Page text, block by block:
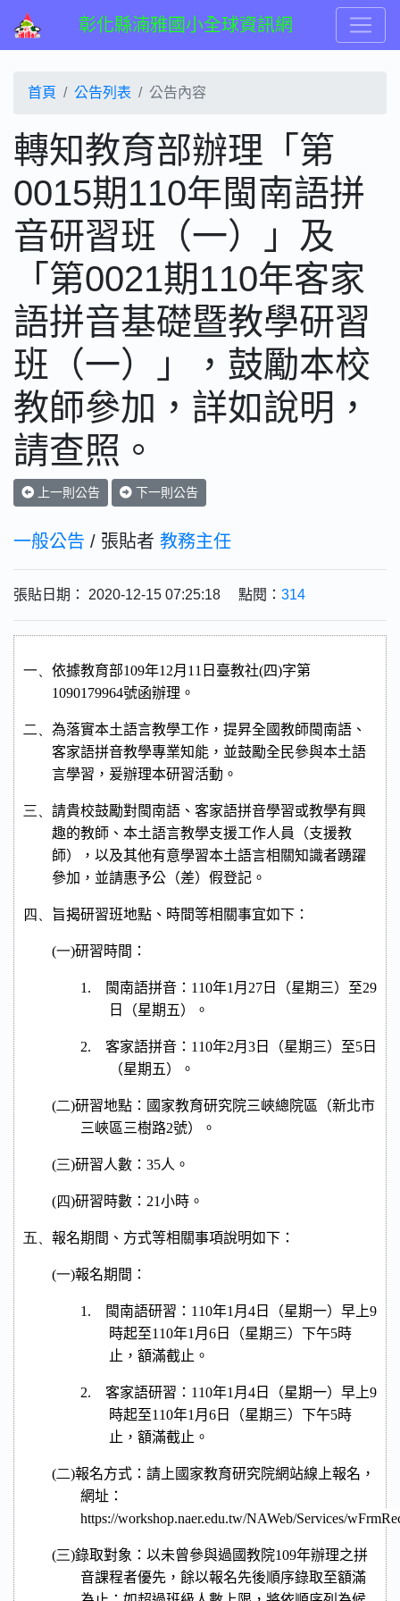
彰化縣湳雅國小全球資訊網
首頁 公告列表 公告內容
轉知教育部辦理「第
0015期110年閩南語拼
音研習班（一）」及
「第0021期110年客家
語拼音基礎暨教學研習
班（一）」，鼓勵本校
教師參加，詳如說明，
請查照。
上一則公告 下一則公告
一般公告 / 張貼者 教務主任
張貼日期： 2020-12-15 07:25:18 點閱： 314
一、 依據教育部109年12月 11 日臺教社(四)字第
1090179964號函辦理。
二、 為落實本土語言教學工作，提昇全國教師閩南語、
客家語拼音教學專業知能，並鼓勵全民參與本土語
言學習，爰辦理本研習活動。
三、 請貴校鼓勵對閩南語、客家語拼音學習或教學有興
趣的教師、本土語言教學支援工作人員（支援教
師），以及其他有意學習本土語言相關知識者踴躍
參加，並請惠予公（差）假登記。
四、 旨揭研習班地點、時間等相關事宜如下：
(一)研習時間：
1. 閩南語拼音： 110年1 月 27 日（星期三）至29
日（星期五）。
2. 客家語拼音： 110年2月 3 日（星期三）至5 日
（星期五）。
(二)研習地點：國家教育研究院三峽總院區（新北市
三峽區三樹路2號）。
(三)研習人數： 35人。
(四)研習時數： 21小時。
五、 報名期間、方式等相關事項說明如下：
(一)報名期間：
1. 閩南語研習： 110年1 月 4 日（星期一）早上9
時起至110年1 月 6 日（星期三）下午5時
止，額滿截止。
2. 客家語研習： 110年1 月 4 日（星期一）早上9
時起至110年1 月 6 日（星期三）下午5時
止，額滿截止。
(二)報名方式：請上國家教育研究院網站線上報名，
網址：
https://workshop.naer.edu.tw/NAWeb/Services/
(三)錄取對象：以未曾參與過國教院109年辦理之拼
音課程者優先，餘以報名先後順序錄取至額滿